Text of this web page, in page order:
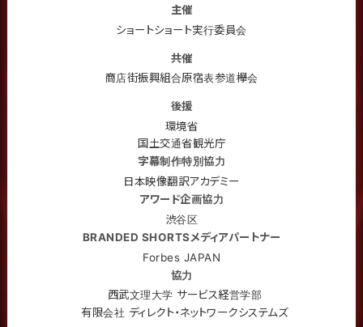
主催
ショートショート実行委員会
共催
商店街振興組合原宿表参道欅会
後援
環境省
国土交通省観光庁
字幕制作特別協力
日本映像翻訳アカデミー
アワード企画協力
渋谷区
BRANDED SHORTSメディアパートナー
Forbes JAPAN
協力
西武文理大学 サービス経営学部
有限会社 ディレクト・ネットワークシステムズ